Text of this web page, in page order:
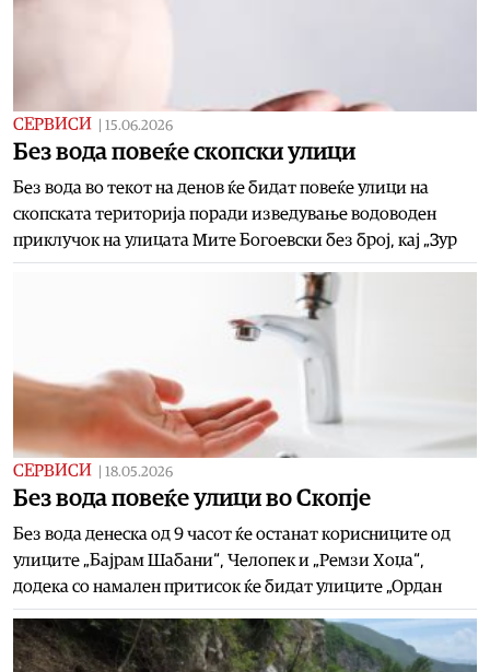
СЕРВИСИ 15.06.2026
Без вода повеќе скопски улици
Без вода во текот на денов ќе бидат повеќе улици на
скопската територија поради изведување водоводен
приклучок на улицата Мите Богоевски без број, кај „Зур
СЕРВИСИ 18.05.2026
Без вода повеќе улици во Скопје
Без вода денеска од 9 часот ќе останат корисниците од
улиците „Бајрам Шабани“, Челопек и „Ремзи Хоџа“,
додека со намален притисок ќе бидат улиците „Ордан